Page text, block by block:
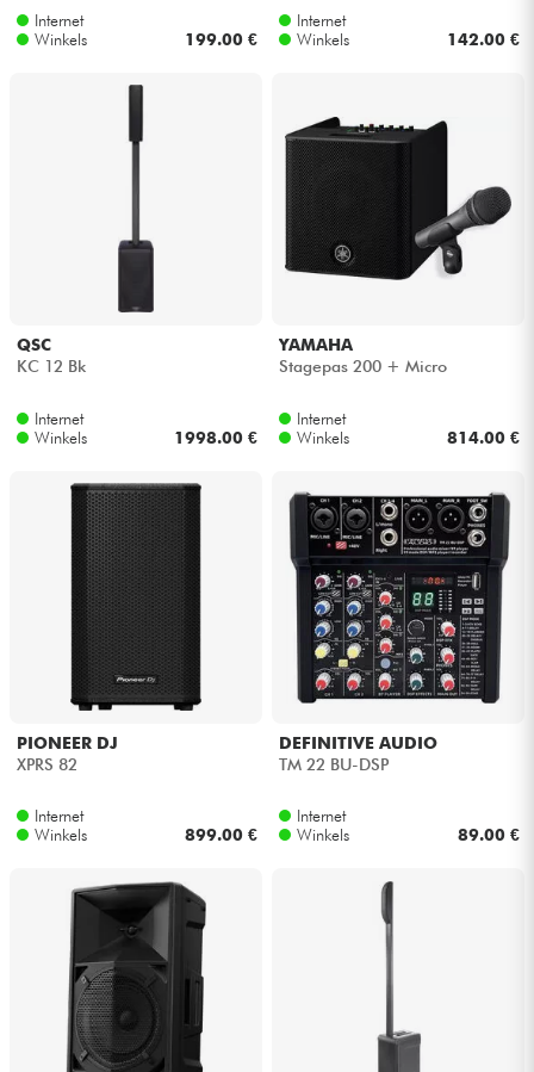
Internet
Winkels
199.00 €
Internet
Winkels
142.00 €
QSC
KC 12 Bk
Internet
Winkels
1998.00 €
YAMAHA
Stagepas 200 + Micro
Internet
Winkels
814.00 €
PIONEER DJ
XPRS 82
Internet
Winkels
899.00 €
DEFINITIVE AUDIO
TM 22 BU-DSP
Internet
Winkels
89.00 €